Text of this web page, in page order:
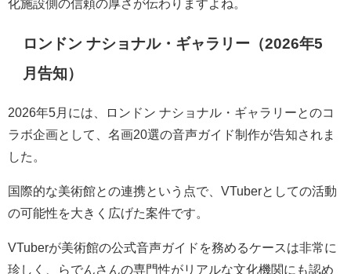
化施設側の信頼の厚さが伝わりますよね。
ロンドン ナショナル・ギャラリー（2026年5
月告知）
2026年5月には、
ロンドン ナショナル・ギャラリーとのコ
ラボ企画として、名画20選の音声ガイド制作が告知されま
した。
国際的な美術館との連携という点で、VTuberとしての活動
の可能性を大きく広げた案件です。
VTuberが美術館の公式音声ガイドを務めるケースは非常に
珍しく、らでんさんの専門性がリアルな文化機関にも認め